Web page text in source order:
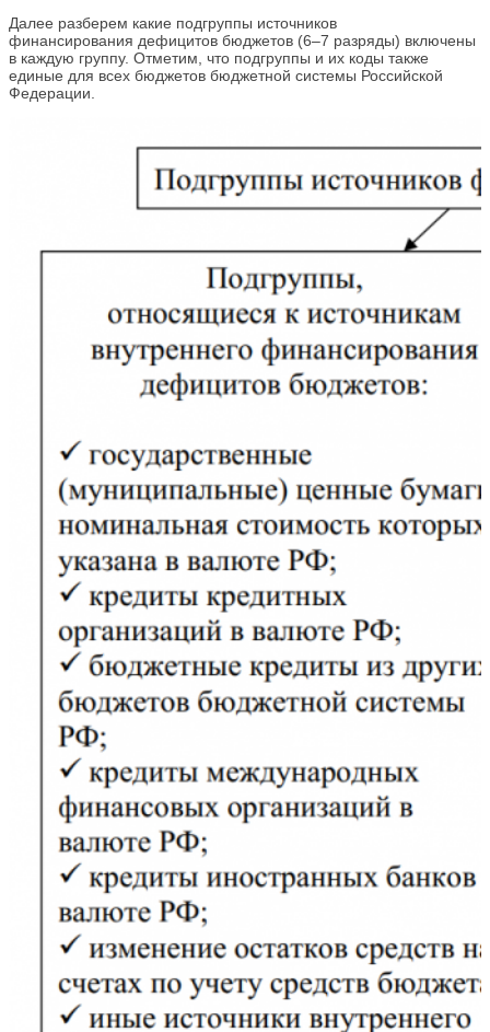
Далее разберем какие подгруппы источников
финансирования дефицитов бюджетов (6–7 разряды) включены
в каждую группу. Отметим, что подгруппы и их коды также
единые для всех бюджетов бюджетной системы Российской
Федерации.